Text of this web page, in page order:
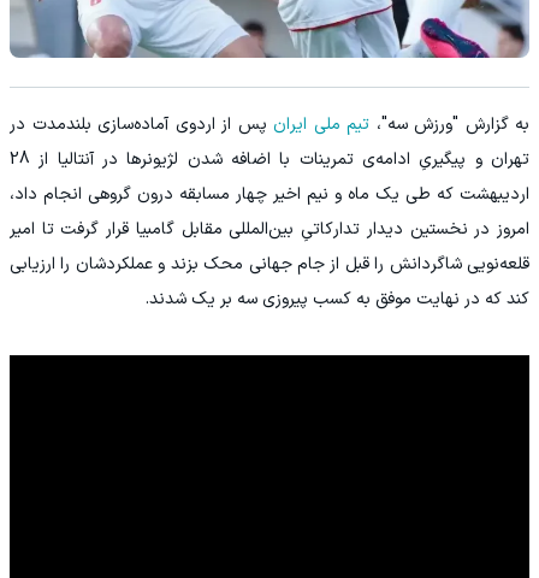
به گزارش "ورزش سه"، تیم ملی ایران پس از اردوی آماده‌سازی بلندمدت در
تهران و پیگیریِ ادامه‌ی تمرینات با اضافه شدن لژیونرها در آنتالیا از 28
اردیبهشت که طی یک ماه و نیم اخیر چهار مسابقه درون گروهی انجام داد،
امروز در نخستین دیدار تدارکاتیِ بین‌المللی مقابل گامبیا قرار گرفت تا امیر
قلعه‌نویی شاگردانش را قبل از جام جهانی محک بزند و عملکردشان را ارزیابی
کند که در نهایت موفق به کسب پیروزی سه بر یک شدند.